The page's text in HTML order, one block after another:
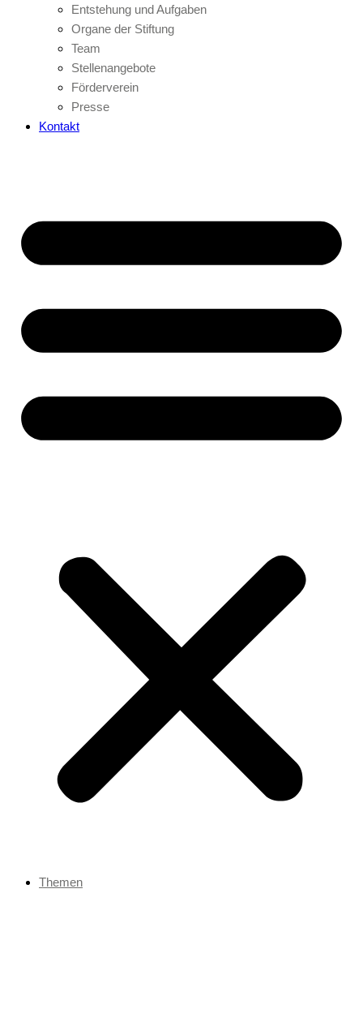
Entstehung und Aufgaben
Organe der Stiftung
Team
Stellenangebote
Förderverein
Presse
Kontakt
Themen